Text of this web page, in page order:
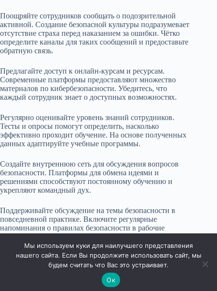
Поощряйте сотрудников сообщать о подозрительной
активной. Создание безопасной культуры подразумевает
отсутствие страха перед наказанием за ошибки. Чётко
определите каналы для таких сообщений и предоставьте
обратную связь.
Предлагайте доступ к онлайн-курсам и ресурсам.
Современные платформы предоставляют множество
материалов по кибербезопасности. Убедитесь, что
каждый сотрудник знает о доступных возможностях.
Регулярно оценивайте уровень знаний сотрудников.
Тесты и опросы помогут определить, насколько
эффективно проходит обучение. На основе полученных
данных адаптируйте учебные программы.
Создайте внутреннюю сеть для обсуждения вопросов
безопасности. Платформы для обмена идеями и
решениями способствуют постоянному обучению и
укрепляют командный дух.
Поддерживайте обсуждение на темы безопасности в
повседневной практике. Включите регулярные
напоминания о правилах безопасности в рабочие
корпоративной культуры.
Мы используем куки для наилучшего представления
нашего сайта. Если Вы продолжите использовать сайт, мы
будем считать что Вас это устраивает.
Ок